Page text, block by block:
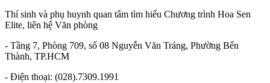
Thí sinh và phụ huynh quan tâm tìm hiểu Chương trình Hoa Sen
Elite, liên hệ Văn phòng
- Tầng 7, Phòng 709, số 08 Nguyễn Văn Tráng, Phường Bến
Thành, TP.HCM
- Điện thoại: (028).7309.1991